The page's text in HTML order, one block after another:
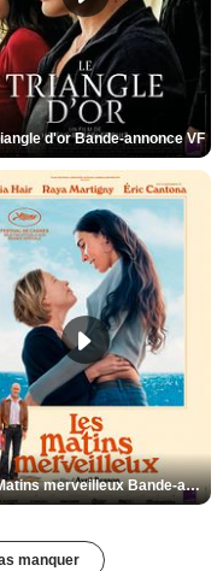
d'or Bande-annonce VF
Les Matins merveilleux Bande-annonce VF
manquer